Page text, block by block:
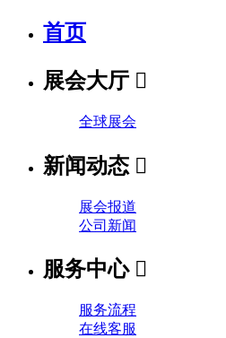
首页
展会大厅 
全球展会
新闻动态 
展会报道
公司新闻
服务中心 
服务流程
在线客服